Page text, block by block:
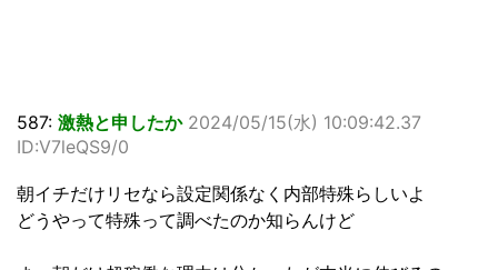
587: 激熱と申したか 2024/05/15(水) 10:09:42.37
ID:V7leQS9/0
朝イチだけリセなら設定関係なく内部特殊らしいよ
どうやって特殊って調べたのか知らんけど